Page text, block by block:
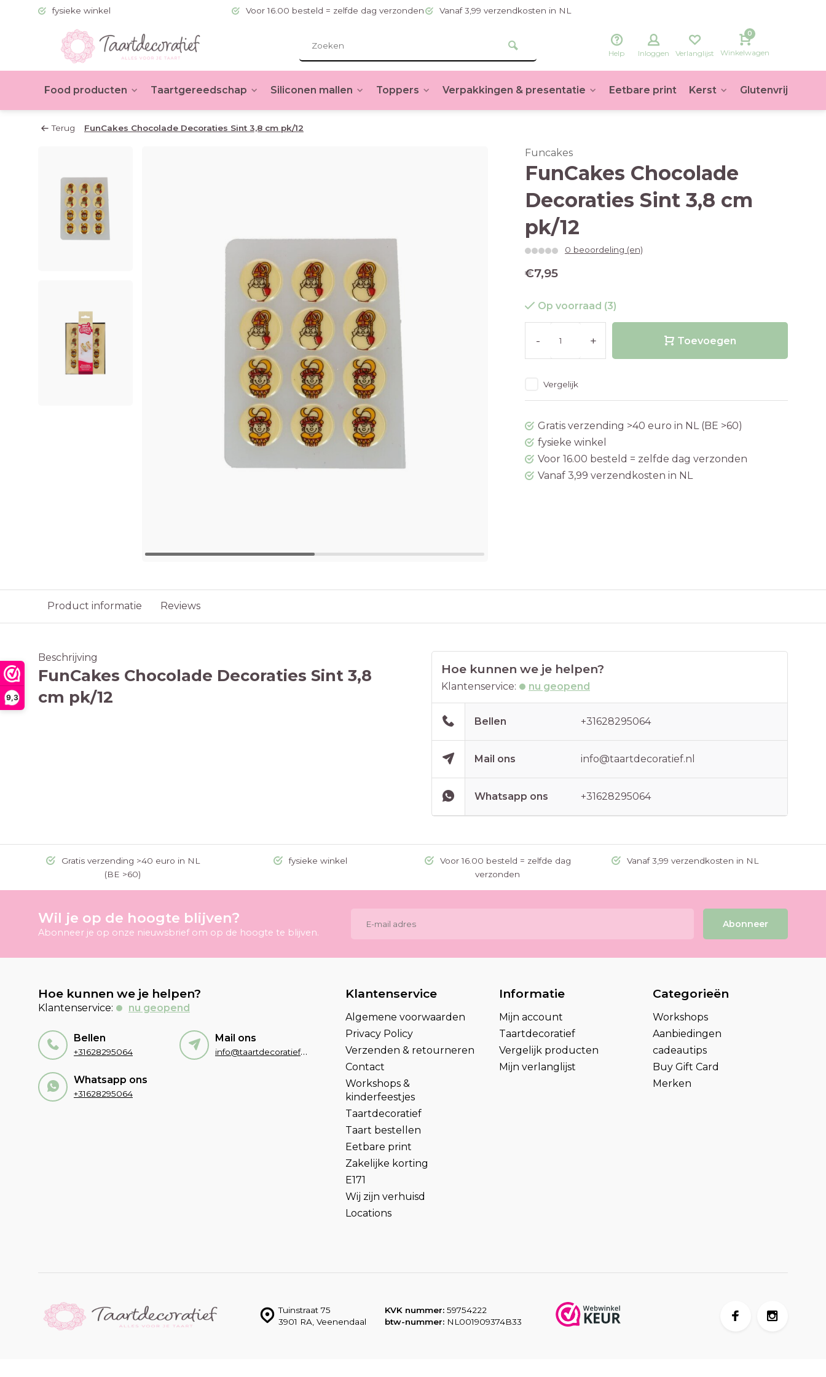
9,3
fysieke winkel Voor 16.00 besteld = zelfde dag verzonden Vanaf 3,99 verzendkosten in NL
Help Inloggen Verlanglijst
0
Winkelwagen
Food producten Taartgereedschap Siliconen mallen Toppers Verpakkingen & presentatie Eetbare print Kerst Glutenvrij
Terug FunCakes Chocolade Decoraties Sint 3,8 cm pk/12
Funcakes
FunCakes Chocolade
Decoraties Sint 3,8 cm
pk/12
0 beoordeling (en)
€7,95
Op voorraad (3)
- + Toevoegen
Vergelijk
Gratis verzending >40 euro in NL (BE >60)
fysieke winkel
Voor 16.00 besteld = zelfde dag verzonden
Vanaf 3,99 verzendkosten in NL
Product informatie Reviews
Beschrijving
FunCakes Chocolade Decoraties Sint 3,8
cm pk/12
Hoe kunnen we je helpen?
Klantenservice: nu geopend
Bellen +31628295064
Mail ons info@taartdecoratief.nl
Whatsapp ons +31628295064
Gratis verzending >40 euro in NL
(BE >60)
fysieke winkel
Voor 16.00 besteld = zelfde dag
verzonden
Vanaf 3,99 verzendkosten in NL
Wil je op de hoogte blijven?
Abonneer je op onze nieuwsbrief om op de hoogte te blijven.
Abonneer
Hoe kunnen we je helpen?
Klantenservice: nu geopend
Bellen
+31628295064
Mail ons
info@taartdecoratief.nl
Whatsapp ons
+31628295064
Klantenservice
Algemene voorwaarden
Privacy Policy
Verzenden & retourneren
Contact
Workshops &
kinderfeestjes
Taartdecoratief
Taart bestellen
Eetbare print
Zakelijke korting
E171
Wij zijn verhuisd
Locations
Informatie
Mijn account
Taartdecoratief
Vergelijk producten
Mijn verlanglijst
Categorieën
Workshops
Aanbiedingen
cadeautips
Buy Gift Card
Merken
Tuinstraat 75
3901 RA, Veenendaal
KVK nummer: 59754222
btw-nummer: NL001909374B33